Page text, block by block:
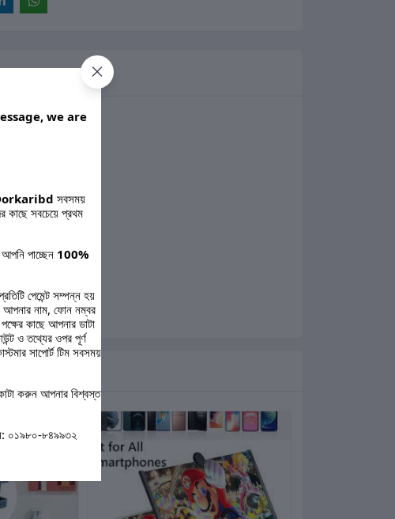
we are
সবসময়
কাছে সবচেয়ে প্রথম
পাচ্ছেন 100%
পেমেন্ট সম্পন্ন হয়
আপনার নাম, ফোন নম্বর
কাছে আপনার ডাটা
ও তথ্যের ওপর পূর্ণ
সাপোর্ট টিম সবসময়
করুন আপনার বিশ্বস্ত
০১৯৮০-৮৪৯৯৩২